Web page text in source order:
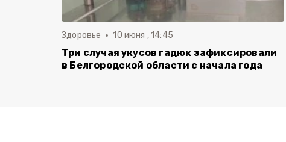
Здоровье 10 июня , 14:45
Три случая укусов гадюк зафиксировали
в Белгородской области с начала года